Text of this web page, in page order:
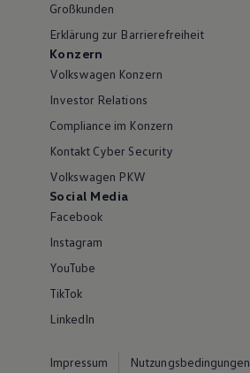
Großkunden
Erklärung zur Barrierefreiheit
Konzern
Volkswagen Konzern
Investor Relations
Compliance im Konzern
Kontakt Cyber Security
Volkswagen PKW
Social Media
Facebook
Instagram
YouTube
TikTok
LinkedIn
Impressum
Nutzungsbedingungen